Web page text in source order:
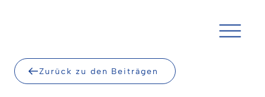
Zurück zu den Beiträgen